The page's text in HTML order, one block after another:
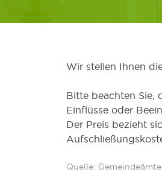
Wir stellen Ihnen
Bitte beachten Sie,
Einflüsse oder
Der Preis bezieht
Quelle: